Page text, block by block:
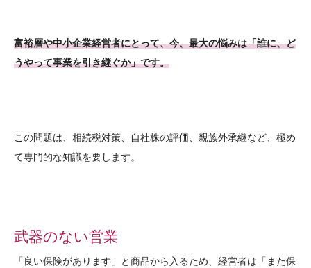
富裕層や中小企業経営者にとって、今、最大の悩みは「誰に、ど
うやって事業を引き継ぐか」です。
この問題は、相続税対策、自社株の評価、親族外承継など、極め
て専門的な知識を要します。
武器のない営業
「良い保険があります」と商品から入るため、経営者は「また保